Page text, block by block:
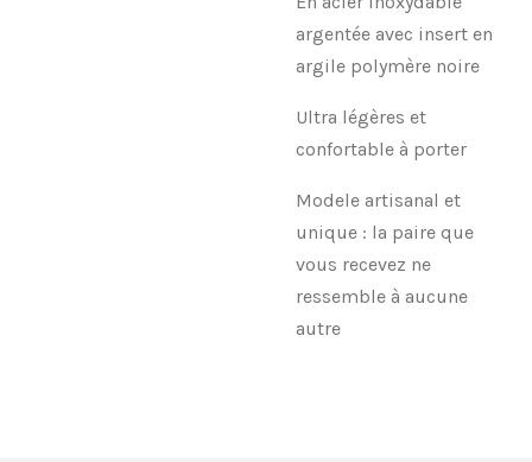
argentée avec insert en
argile polymère noire
Ultra légères et
confortable à porter
Modele artisanal et
unique : la paire que
vous recevez ne
ressemble à aucune
autre